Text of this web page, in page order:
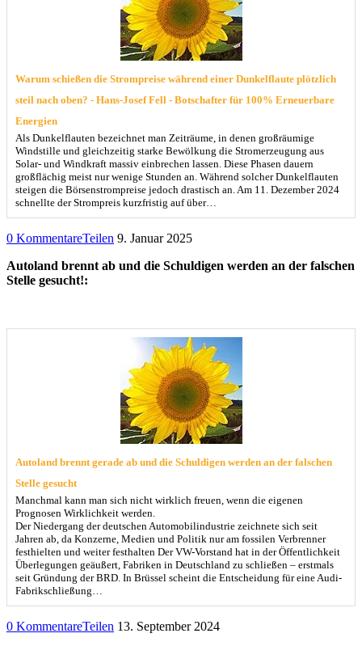
Warum schießen die Strompreise während einer Dunkelflaute plötzlich
steil nach oben? - Hans-Josef Fell - Botschafter für 100% Erneuerbare
Energien
Als Dunkelflauten bezeichnet man Zeiträume, in denen großräumige
Windstille und gleichzeitig starke Bewölkung die Stromerzeugung aus
Solar- und Windkraft massiv einbrechen lassen. Diese Phasen dauern
großflächig meist nur wenige Stunden an. Während solcher Dunkelflauten
steigen die Börsenstrompreise jedoch drastisch an. Am 11. Dezember 2024
schnellte der Strompreis kurzfristig auf über…
0 KommentareTeilen 9. Januar 2025
Autoland brennt ab und die Schuldigen werden an der falschen
Stelle gesucht!:
Autoland brennt gerade ab und die Schuldigen werden an der falschen
Stelle gesucht
Manchmal kann man sich nicht wirklich freuen, wenn die eigenen
Prognosen Wirklichkeit werden.
Der Niedergang der deutschen Automobilindustrie zeichnete sich seit
Jahren ab, da Konzerne, Medien und Politik nur am fossilen Verbrenner
festhielten und weiter festhalten Der VW-Vorstand hat in der Öffentlichkeit
Überlegungen geäußert, Fabriken in Deutschland zu schließen – erstmals
seit Gründung der BRD. In Brüssel scheint die Entscheidung für eine Audi-
Fabrikschließung…
0 KommentareTeilen 13. September 2024